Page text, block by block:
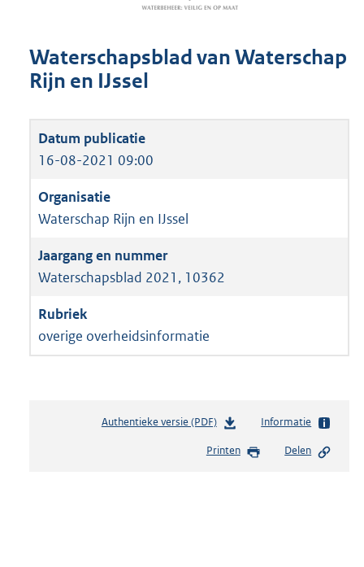
Waterschapsblad van Waterschap
Rijn en IJssel
16-08-2021 09:00
Waterschap Rijn en IJssel
Waterschapsblad 2021, 10362
overige overheidsinformatie
Authentieke versie (PDF)b
s
Informatie
Printen Delen